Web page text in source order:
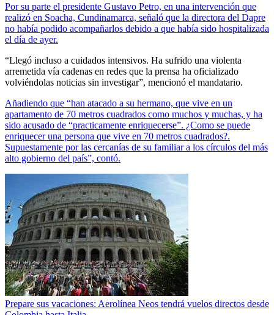
Por su parte el presidente Gustavo Petro, en una intervención que
realizó en Soacha, Cundinamarca, señaló que la directora del Dapre
no había podido acompañarlos debido a que había sido hospitalizada
el día de ayer.
“Llegó incluso a cuidados intensivos. Ha sufrido una violenta
arremetida vía cadenas en redes que la prensa ha oficializado
volviéndolas noticias sin investigar”, mencionó el mandatario.
Añadiendo que “han atacado a su hermano, que vive en un
apartamento de 70 metros cuadrados como muchos y muchas, y ha
sido acusado de “practicamente enriquecerse”. ¿Como se puede
enriquecer una persona que vive en 70 metros cuadrados?.
Supuestamente por las cercanías de su familiar a los círculos del más
alto gobierno del país”, contó.
Prepare sus vacaciones: Aerolínea Neos tendrá vuelos directos desde